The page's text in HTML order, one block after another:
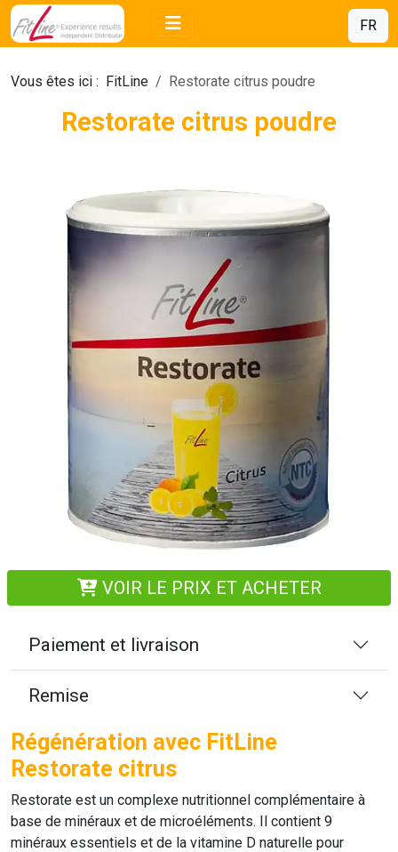
FR
Vous êtes ici : FitLine Restorate citrus poudre
Restorate citrus poudre
VOIR LE PRIX ET ACHETER
Paiement et livraison
Remise
Régénération avec FitLine
Restorate citrus
Restorate est un complexe nutritionnel complémentaire à
base de minéraux et de microéléments. Il contient 9
minéraux essentiels et de la vitamine D naturelle pour